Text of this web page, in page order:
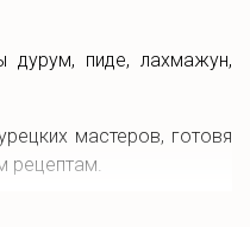
дурум, пиде, лахмажун,
мастеров, готовя
рецептам.
восточные десерты и